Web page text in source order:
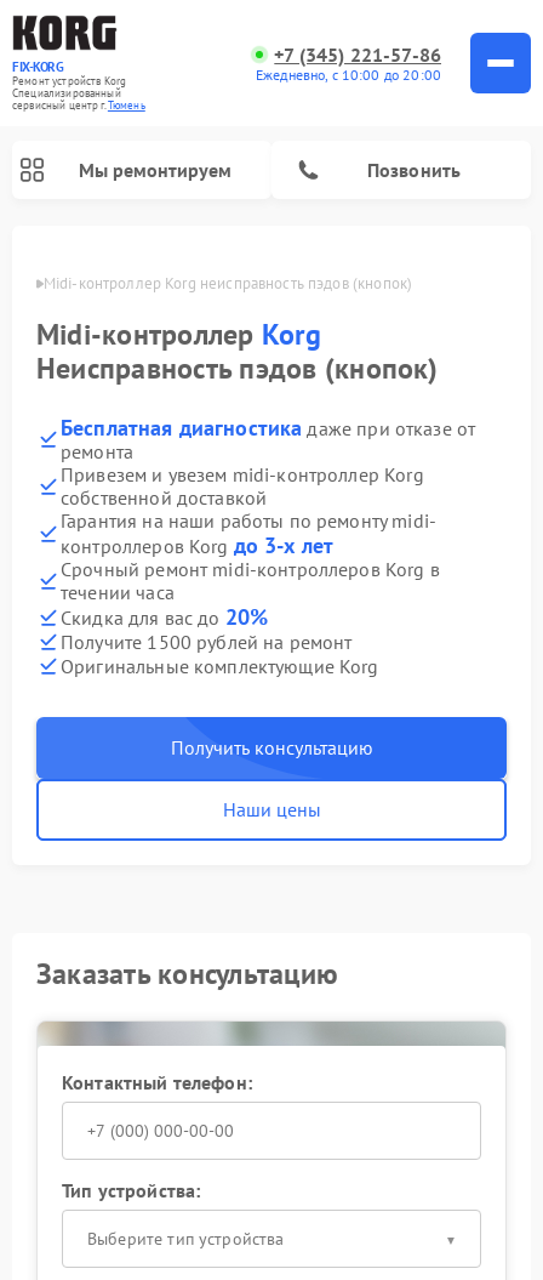
FIX-KORG
Ремонт устройств Korg
Специализированный
cервисный центр г.Тюмень
+7 (345) 221-57-86
Ежедневно, с 10:00 до 20:00
Мы ремонтируем Позвонить
Midi-контроллер Korg неисправность пэдов (кнопок)
Midi-контроллер Korg
Неисправность пэдов (кнопок)
Бесплатная диагностика даже при отказе от
ремонта
Привезем и увезем midi-контроллер Korg
собственной доставкой
Гарантия на наши работы по ремонту midi-
контроллеров Korg до 3-х лет
Срочный ремонт midi-контроллеров Korg в
течении часа
Скидка для вас до 20%
Получите 1500 рублей на ремонт
Оригинальные комплектующие Korg
Получить консультацию
Наши цены
Заказать консультацию
Контактный телефон:
Тип устройства:
Выберите тип устройства